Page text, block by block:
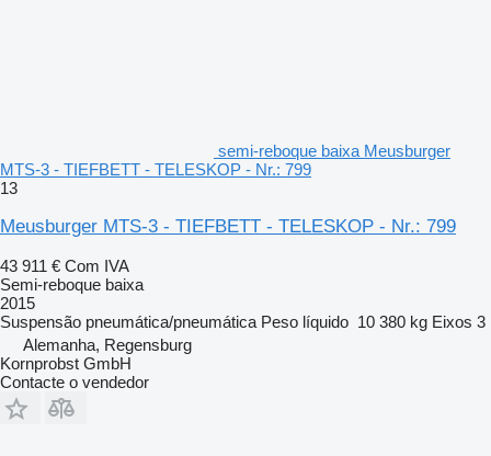
semi-reboque baixa Meusburger
MTS-3 - TIEFBETT - TELESKOP - Nr.: 799
13
Meusburger MTS-3 - TIEFBETT - TELESKOP - Nr.: 799
43 911 € Com IVA
Semi-reboque baixa
2015
Suspensão pneumática/pneumática Peso líquido 10 380 kg Eixos 3
Alemanha, Regensburg
Kornprobst GmbH
Contacte o vendedor